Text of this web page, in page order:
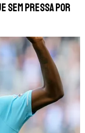
sem pressa por